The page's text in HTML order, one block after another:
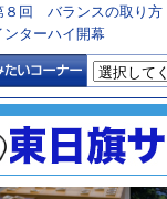
８回 バランスの取り方
ンターハイ開幕